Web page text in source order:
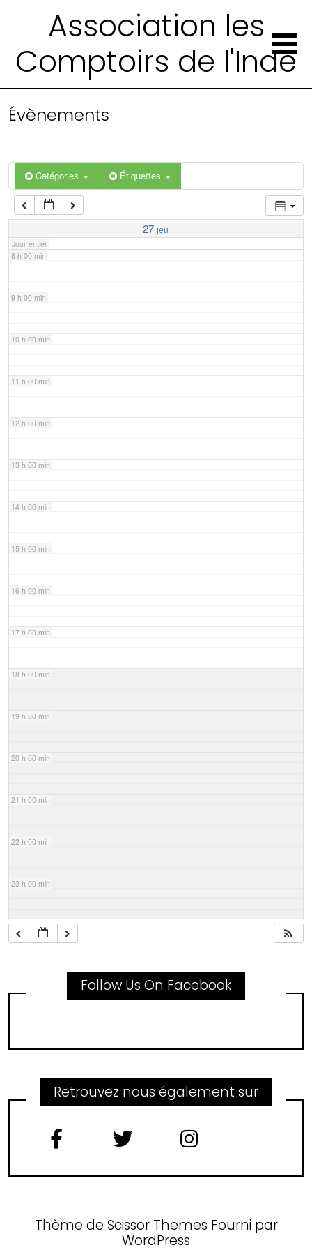
Association les
Comptoirs de l'Inde
Évènements
Catégories Étiquettes
27 jeu
Jour entier
4 h 00 min
6 h 00 min
7 h 00 min
8 h 00 min
9 h 00 min
10 h 00 min
11 h 00 min
12 h 00 min
13 h 00 min
14 h 00 min
15 h 00 min
16 h 00 min
17 h 00 min
18 h 00 min
19 h 00 min
20 h 00 min
21 h 00 min
22 h 00 min
23 h 00 min
Follow Us On Facebook
Retrouvez nous également sur
Thème de Scissor Themes Fourni par
WordPress